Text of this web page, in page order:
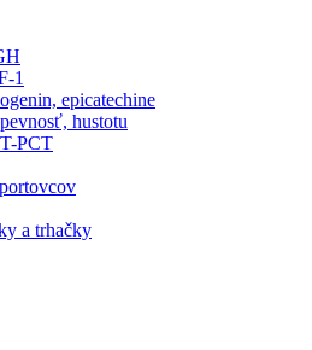
1
epicatechine
hustotu
PCT
a trhačky